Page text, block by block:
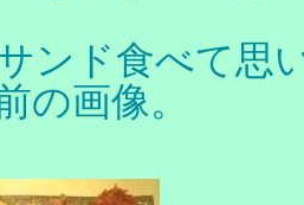
ンド食べて思
の画像。